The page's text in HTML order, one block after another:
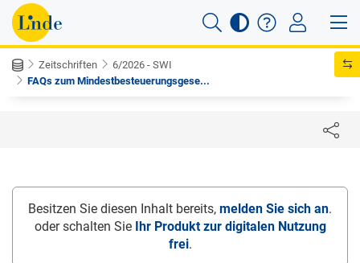
Zeitschriften
6/2026 - SWI
FAQs zum Mindestbesteuerungsgese...
Besitzen Sie diesen Inhalt bereits, melden Sie sich an.
oder schalten Sie Ihr Produkt zur digitalen Nutzung
frei.